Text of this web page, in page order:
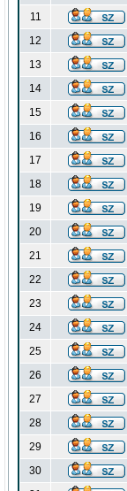
11
12
13
14
15
16
17
18
19
20
21
22
23
24
25
26
27
28
29
30